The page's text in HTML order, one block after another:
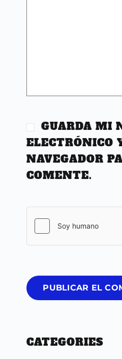
GUARDA MI
ELECTRÓNICO
NAVEGADOR
COMENTE.
PUBLICAR EL
CATEGORIES